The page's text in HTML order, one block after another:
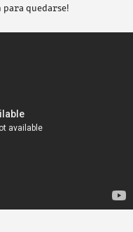
para quedarse!